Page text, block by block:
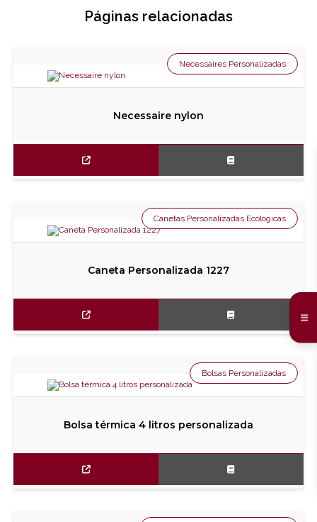
Páginas relacionadas
Necessaire nylon
Necessaires Personalizadas
Caneta Personalizada 1227
Canetas Personalizadas Ecologicas
Bolsa térmica 4 litros personalizada
Bolsas Personalizadas